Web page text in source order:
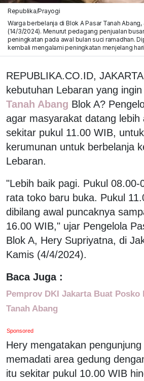
Republika/Prayogi
Warga berbelanja di Blok A Pasar Tanah Abang,
(14/3/2024). Menurut pedagang penjualan
peningkatan pada awal bulan suci ramadhan.
kembali mengalami peningkatan menjelang hari
REPUBLIKA.CO.ID,
kebutuhan Lebaran yang
Tanah Abang Blok A?
agar masyarakat datang lebih
sekitar pukul 11.00 WIB,
kerumunan untuk berbelanja
Lebaran.
"Lebih baik pagi. Pukul 08.00-
rata toko baru buka. Pukul
dibilang awal puncaknya
16.00 WIB," ujar Pengelola
Blok A, Hery Supriyatna, di
Kamis (4/4/2024).
Baca Juga :
Pemprov DKI Jakarta Buat Posko
Tanah Abang
Sponsored
Hery mengatakan
memadati area gedung
itu sekitar pukul 10.00 WIB